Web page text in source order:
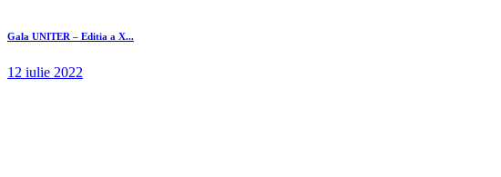
Gala UNITER – Editia a X...
12 iulie 2022